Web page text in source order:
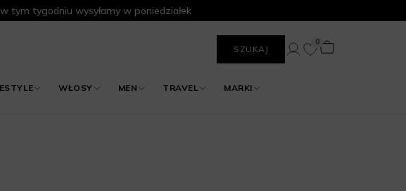
tym tygodniu wysyłamy w poniedziałek
SZUKAJ
WŁOSY MEN TRAVEL MARKI
0